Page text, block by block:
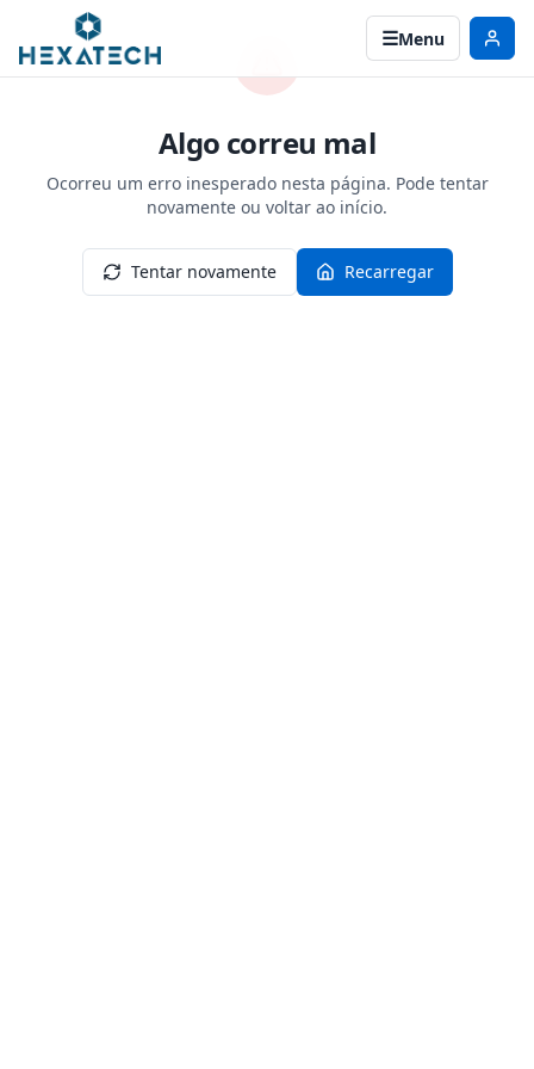
Menu
Algo correu mal
Ocorreu um erro inesperado nesta página. Pode tentar
novamente ou voltar ao início.
Tentar novamente Recarregar